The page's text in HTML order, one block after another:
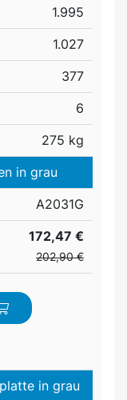
1.995
1.027
377
6
275 kg
in grau
A2031G
172,47 €
202,90 €
in grau